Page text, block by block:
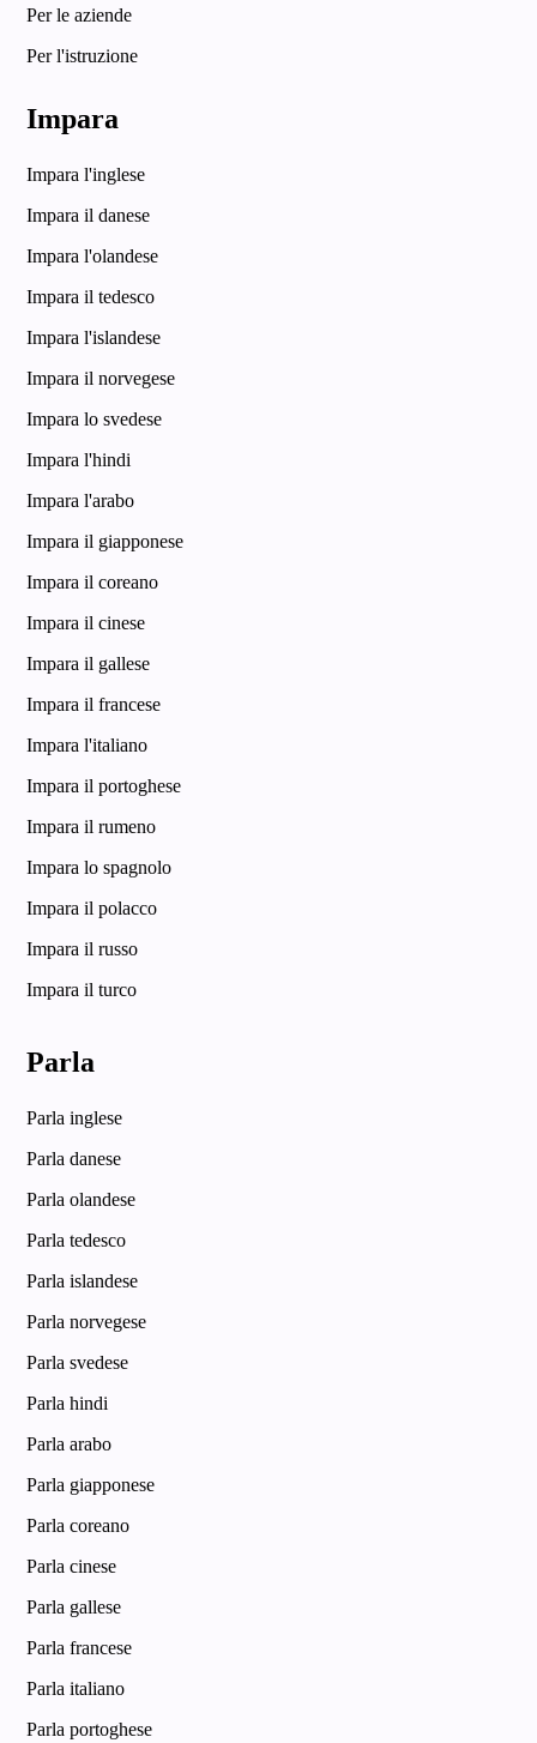
Per le aziende
Per l'istruzione
Impara
Impara l'inglese
Impara il danese
Impara l'olandese
Impara il tedesco
Impara l'islandese
Impara il norvegese
Impara lo svedese
Impara l'hindi
Impara l'arabo
Impara il giapponese
Impara il coreano
Impara il cinese
Impara il gallese
Impara il francese
Impara l'italiano
Impara il portoghese
Impara il rumeno
Impara lo spagnolo
Impara il polacco
Impara il russo
Impara il turco
Parla
Parla inglese
Parla danese
Parla olandese
Parla tedesco
Parla islandese
Parla norvegese
Parla svedese
Parla hindi
Parla arabo
Parla giapponese
Parla coreano
Parla cinese
Parla gallese
Parla francese
Parla italiano
Parla portoghese